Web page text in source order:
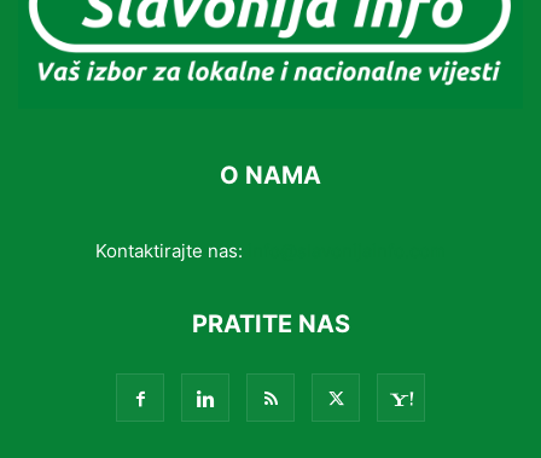
O NAMA
Kontaktirajte nas:
PRATITE NAS